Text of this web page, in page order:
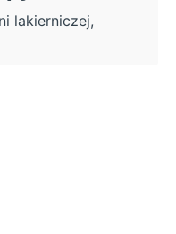
lakierniczej,